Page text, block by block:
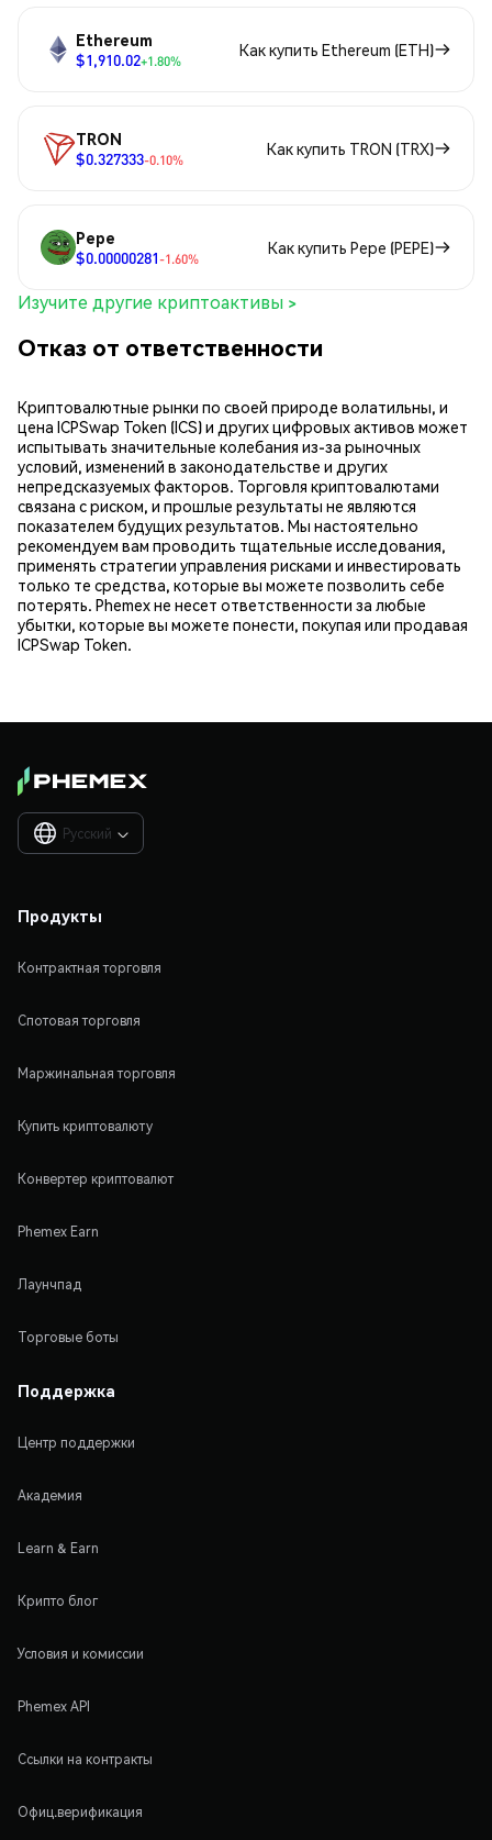
Ethereum
$1,910.02+1.80%
Как купить Ethereum (ETH)
TRON
$0.327333-0.10%
Как купить TRON (TRX)
Pepe
$0.00000281-1.60%
Как купить Pepe (PEPE)
Изучите другие криптоактивы >
Отказ от ответственности
Криптовалютные рынки по своей природе волатильны, и
цена ICPSwap Token (ICS) и других цифровых активов может
испытывать значительные колебания из-за рыночных
условий, изменений в законодательстве и других
непредсказуемых факторов. Торговля криптовалютами
связана с риском, и прошлые результаты не являются
показателем будущих результатов. Мы настоятельно
рекомендуем вам проводить тщательные исследования,
применять стратегии управления рисками и инвестировать
только те средства, которые вы можете позволить себе
потерять. Phemex не несет ответственности за любые
убытки, которые вы можете понести, покупая или продавая
ICPSwap Token.
Русский 
Продукты
Контрактная торговля
Спотовая торговля
Маржинальная торговля
Купить криптовалюту
Конвертер криптовалют
Phemex Earn
Лаунчпад
Торговые боты
Поддержка
Центр поддержки
Академия
Learn & Earn
Крипто блог
Условия и комиссии
Phemex API
Ссылки на контракты
Офиц.верификация